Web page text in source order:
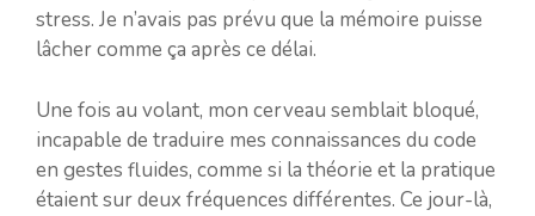
stress. Je n’avais pas prévu que la mémoire puisse
lâcher comme ça après ce délai.
Une fois au volant, mon cerveau semblait bloqué,
incapable de traduire mes connaissances du code
en gestes fluides, comme si la théorie et la pratique
étaient sur deux fréquences différentes. Ce jour-là,